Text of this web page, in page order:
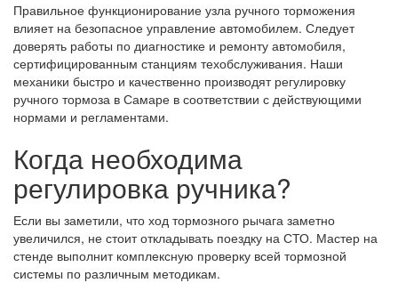
Правильное функционирование узла ручного торможения
влияет на безопасное управление автомобилем. Следует
доверять работы по диагностике и ремонту автомобиля,
сертифицированным станциям техобслуживания. Наши
механики быстро и качественно производят регулировку
ручного тормоза в Самаре в соответствии с действующими
нормами и регламентами.
Когда необходима
регулировка ручника?
Если вы заметили, что ход тормозного рычага заметно
увеличился, не стоит откладывать поездку на СТО. Мастер на
стенде выполнит комплексную проверку всей тормозной
системы по различным методикам.